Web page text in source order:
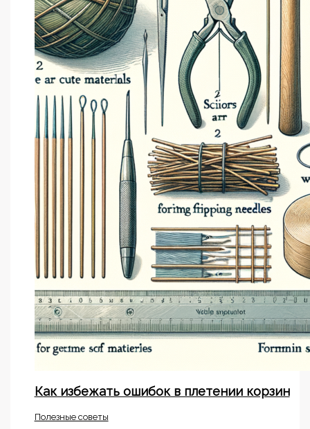
Как избежать ошибок в плетении корзин
Полезные советы